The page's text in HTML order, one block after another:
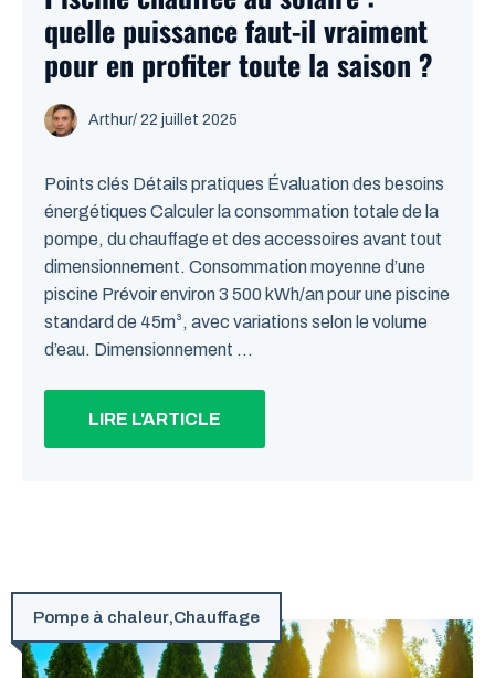
quelle puissance faut-il vraiment
pour en profiter toute la saison ?
Arthur/ 22 juillet 2025
Points clés Détails pratiques Évaluation des besoins
énergétiques Calculer la consommation totale de la
pompe, du chauffage et des accessoires avant tout
dimensionnement. Consommation moyenne d’une
piscine Prévoir environ 3 500 kWh/an pour une piscine
standard de 45m³, avec variations selon le volume
d’eau. Dimensionnement ...
LIRE L'ARTICLE
Pompe à chaleur,Chauffage